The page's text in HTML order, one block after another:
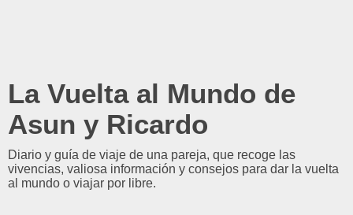
La Vuelta al Mundo de
Asun y Ricardo
Diario y guía de viaje de una pareja, que recoge las
vivencias, valiosa información y consejos para dar la vuelta
al mundo o viajar por libre.